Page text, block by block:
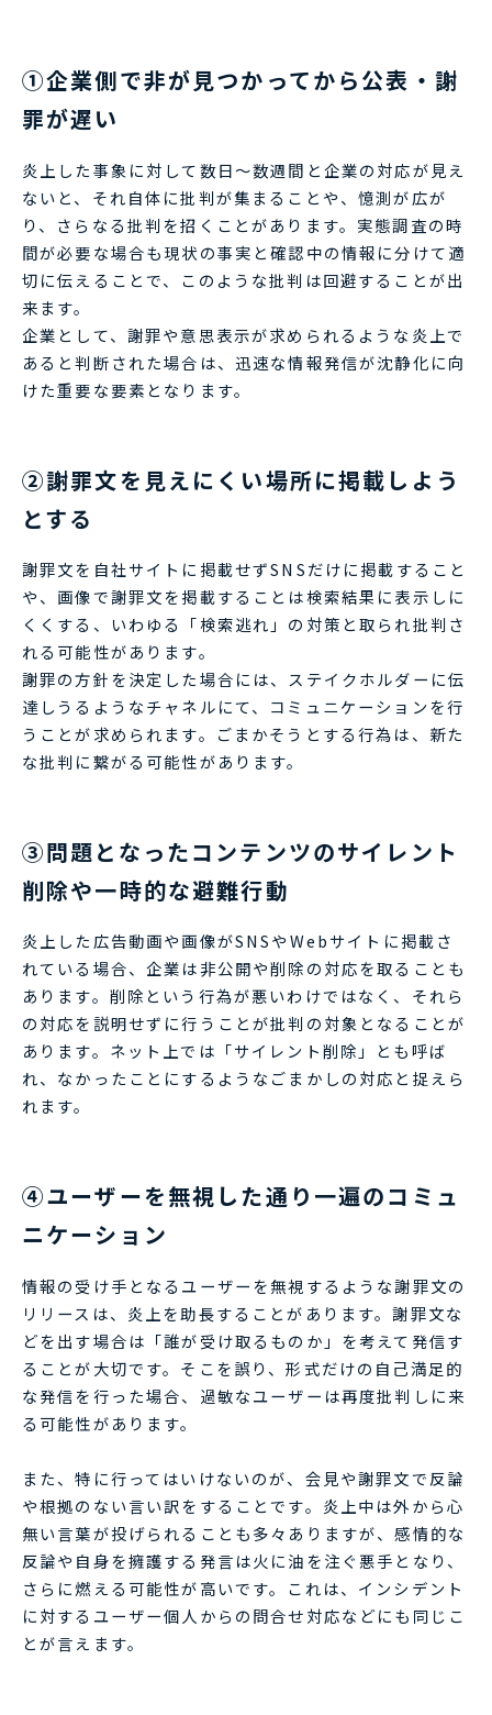
①企業側で非が見つかってから公表・謝
罪が遅い
炎上した事象に対して数日～数週間と企業の対応が見え
ないと、それ自体に批判が集まることや、憶測が広が
り、さらなる批判を招くことがあります。実態調査の時
間が必要な場合も現状の事実と確認中の情報に分けて適
切に伝えることで、このような批判は回避することが出
来ます。
企業として、謝罪や意思表示が求められるような炎上で
あると判断された場合は、迅速な情報発信が沈静化に向
けた重要な要素となります。
②謝罪文を見えにくい場所に掲載しよう
とする
謝罪文を自社サイトに掲載せずSNSだけに掲載すること
や、画像で謝罪文を掲載することは検索結果に表示しに
くくする、いわゆる「検索逃れ」の対策と取られ批判さ
れる可能性があります。
謝罪の方針を決定した場合には、ステイクホルダーに伝
達しうるようなチャネルにて、コミュニケーションを行
うことが求められます。ごまかそうとする行為は、新た
な批判に繋がる可能性があります。
③問題となったコンテンツのサイレント
削除や一時的な避難行動
炎上した広告動画や画像がSNSやWebサイトに掲載さ
れている場合、企業は非公開や削除の対応を取ることも
あります。削除という行為が悪いわけではなく、それら
の対応を説明せずに行うことが批判の対象となることが
あります。ネット上では「サイレント削除」とも呼ば
れ、なかったことにするようなごまかしの対応と捉えら
れます。
④ユーザーを無視した通り一遍のコミュ
ニケーション
情報の受け手となるユーザーを無視するような謝罪文の
リリースは、炎上を助長することがあります。謝罪文な
どを出す場合は「誰が受け取るものか」を考えて発信す
ることが大切です。そこを誤り、形式だけの自己満足的
な発信を行った場合、過敏なユーザーは再度批判しに来
る可能性があります。
また、特に行ってはいけないのが、会見や謝罪文で反論
や根拠のない言い訳をすることです。炎上中は外から心
無い言葉が投げられることも多々ありますが、感情的な
反論や自身を擁護する発言は火に油を注ぐ悪手となり、
さらに燃える可能性が高いです。これは、インシデント
に対するユーザー個人からの問合せ対応などにも同じこ
とが言えます。